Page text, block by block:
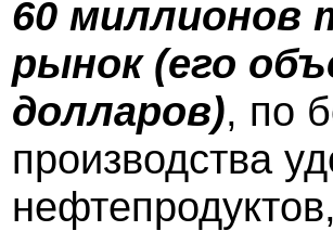
60 миллионов
рынок (его
долларов), по
производства